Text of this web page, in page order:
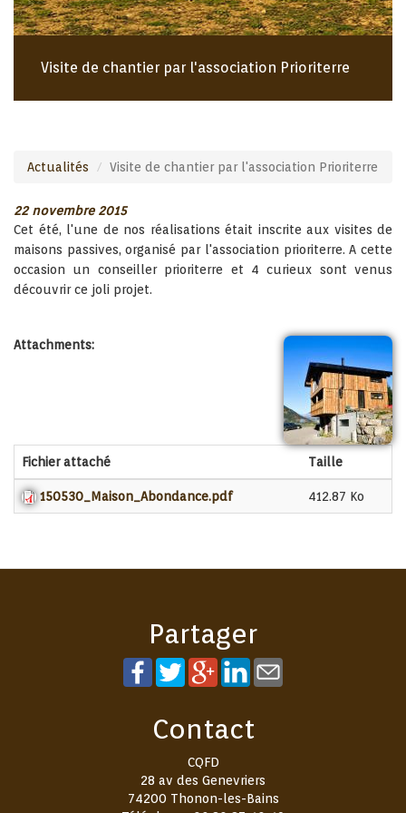
Visite de chantier par l'association Prioriterre
Actualités Visite de chantier par l'association Prioriterre
22 novembre 2015
Cet été, l'une de nos réalisations était inscrite aux visites de
maisons passives, organisé par l'association prioriterre. A cette
occasion un conseiller prioriterre et 4 curieux sont venus
découvrir ce joli projet.
Attachments:
Fichier attaché Taille
150530_Maison_Abondance.pdf 412.87 Ko
Partager
Contact
CQFD
28 av des Genevriers
74200 Thonon-les-Bains